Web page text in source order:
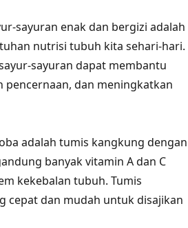
sayuran enak dan bergizi adalah
nutrisi tubuh kita sehari-hari.
sayuran dapat membantu
pencernaan, dan meningkatkan
adalah tumis kangkung dengan
banyak vitamin A dan C
kekebalan tubuh. Tumis
cepat dan mudah untuk disajikan